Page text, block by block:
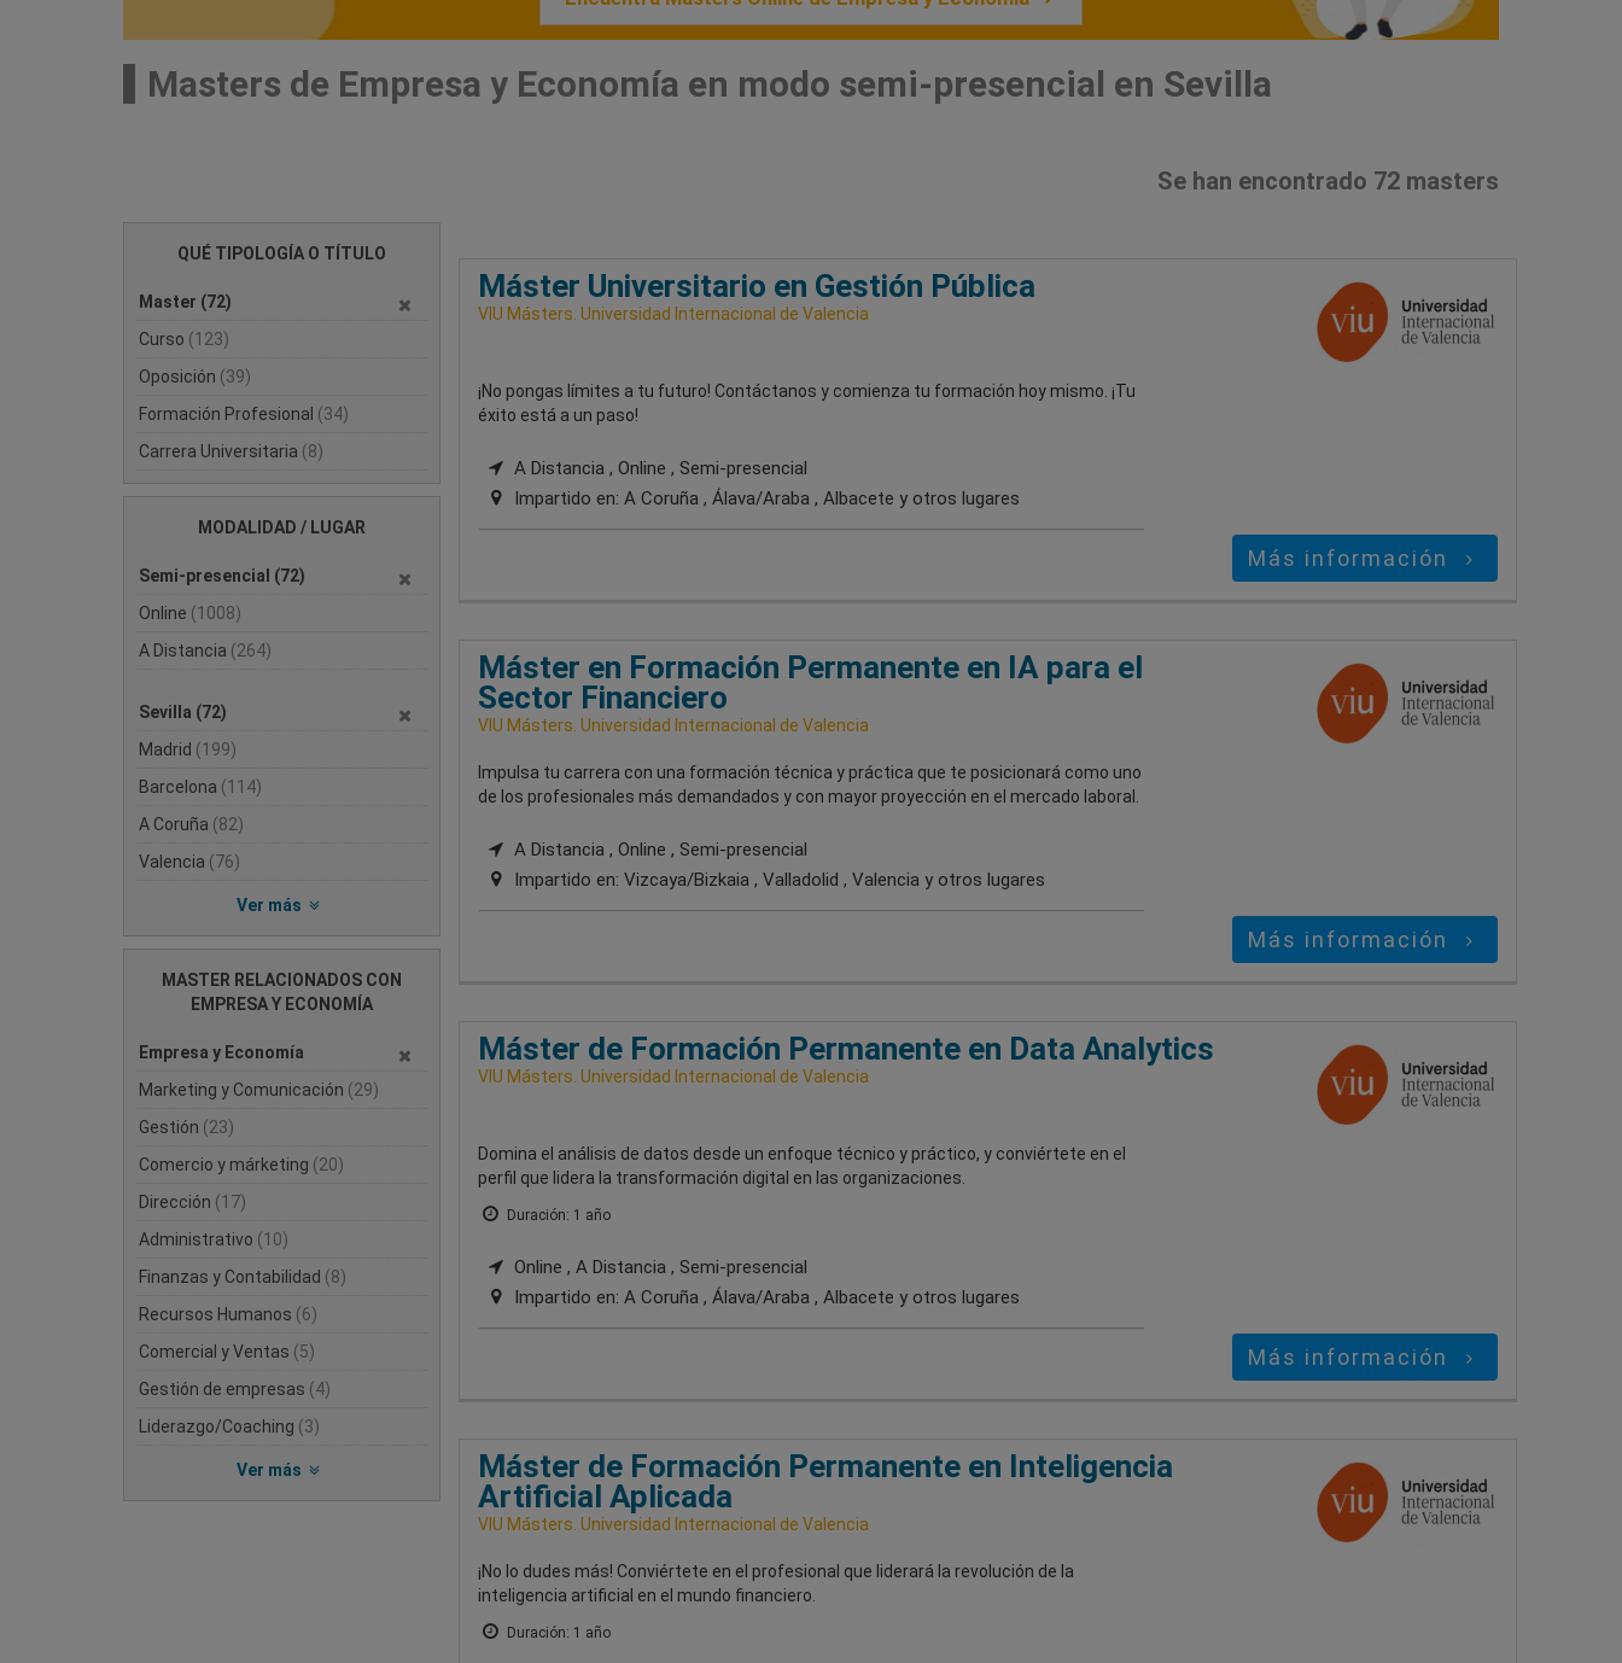
Masters de Empresa y Economía en modo semi-presencial en Sevilla
Se han encontrado 72 masters
QUÉ TIPOLOGÍA O TÍTULO
Master (72)
Curso (123)
Oposición (39)
Formación Profesional (34)
Carrera Universitaria (8)
MODALIDAD / LUGAR
Semi-presencial (72)
Online (1008)
A Distancia (264)
Sevilla (72)
Madrid (199)
Barcelona (114)
A Coruña (82)
Valencia (76)
Ver más
MASTER RELACIONADOS CON
EMPRESA Y ECONOMÍA
Empresa y Economía
Marketing y Comunicación (29)
Gestión (23)
Comercio y márketing (20)
Dirección (17)
Administrativo (10)
Finanzas y Contabilidad (8)
Recursos Humanos (6)
Comercial y Ventas (5)
Gestión de empresas (4)
Liderazgo/Coaching (3)
Ver más
Máster Universitario en Gestión Pública
VIU Másters. Universidad Internacional de Valencia
¡No pongas límites a tu futuro! Contáctanos y comienza tu formación hoy mismo. ¡Tu
éxito está a un paso!
A Distancia , Online , Semi-presencial
Impartido en: A Coruña , Álava/Araba , Albacete y otros lugares
Más información
Máster en Formación Permanente en IA para el
Sector Financiero
VIU Másters. Universidad Internacional de Valencia
Impulsa tu carrera con una formación técnica y práctica que te posicionará como uno
de los profesionales más demandados y con mayor proyección en el mercado laboral.
A Distancia , Online , Semi-presencial
Impartido en: Vizcaya/Bizkaia , Valladolid , Valencia y otros lugares
Más información
Máster de Formación Permanente en Data Analytics
VIU Másters. Universidad Internacional de Valencia
Domina el análisis de datos desde un enfoque técnico y práctico, y conviértete en el
perfil que lidera la transformación digital en las organizaciones.
Duración: 1 año
Online , A Distancia , Semi-presencial
Impartido en: A Coruña , Álava/Araba , Albacete y otros lugares
Más información
Máster de Formación Permanente en Inteligencia
Artificial Aplicada
VIU Másters. Universidad Internacional de Valencia
¡No lo dudes más! Conviértete en el profesional que liderará la revolución de la
inteligencia artificial en el mundo financiero.
Duración: 1 año